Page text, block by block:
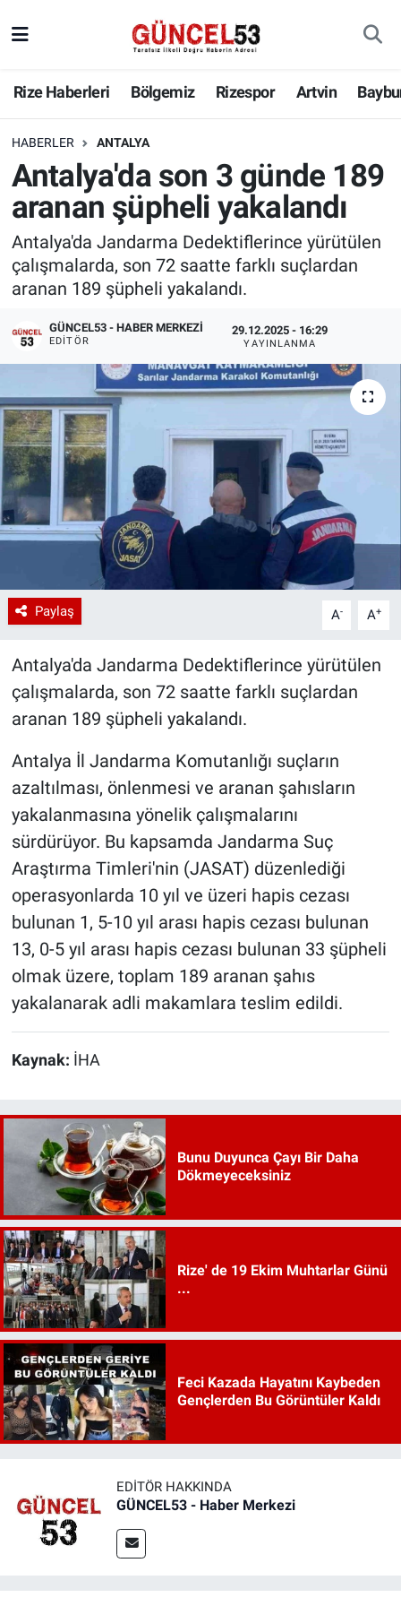
Rize Haberleri Bölgemiz Rizespor Artvin
HABERLER ANTALYA
Antalya'da son 3 günde 189
aranan şüpheli yakalandı
Antalya'da Jandarma Dedektiflerince yürütülen
çalışmalarda, son 72 saatte farklı suçlardan
aranan 189 şüpheli yakalandı.
GÜNCEL53 - HABER MERKEZI
EDITÖR
29.12.2025 - 16:29
YAYINLANMA
Paylaş A- A+
Antalya'da Jandarma Dedektiflerince yürütülen
çalışmalarda, son 72 saatte farklı suçlardan
aranan 189 şüpheli yakalandı.
Antalya İl Jandarma Komutanlığı suçların
azaltılması, önlenmesi ve aranan şahısların
yakalanmasına yönelik çalışmalarını
sürdürüyor. Bu kapsamda Jandarma Suç
Araştırma Timleri'nin (JASAT) düzenlediği
operasyonlarda 10 yıl ve üzeri hapis cezası
bulunan 1, 5-10 yıl arası hapis cezası bulunan
13, 0-5 yıl arası hapis cezası bulunan 33 şüpheli
olmak üzere, toplam 189 aranan şahıs
yakalanarak adli makamlara teslim edildi.
Kaynak: İHA
Bunu Duyunca Çayı Bir Daha
Dökmeyeceksiniz
Rize' de 19 Ekim Muhtarlar Günü
...
Feci Kazada Hayatını Kaybeden
Gençlerden Bu Görüntüler Kaldı
EDITÖR HAKKINDA
GÜNCEL53 - Haber Merkezi